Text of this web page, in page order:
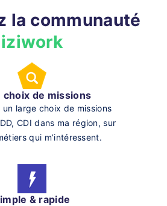
la communauté
iziwork
choix de missions
un large choix de missions
CDI dans ma région, sur
qui m’intéressent.
& rapide